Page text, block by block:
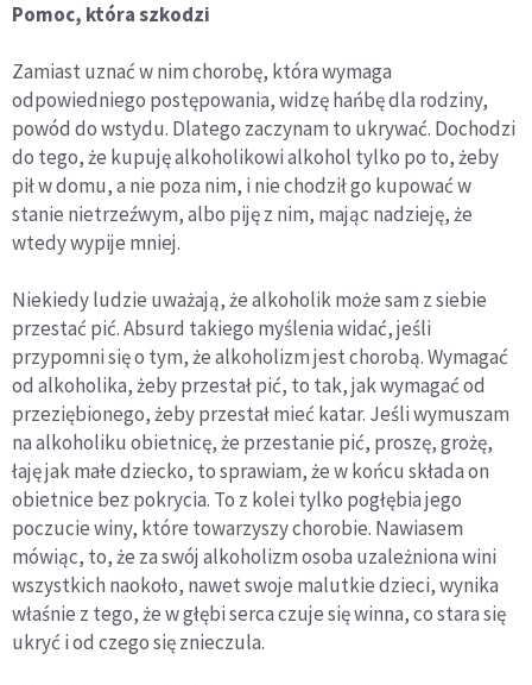
Pomoc, która szkodzi
Zamiast uznać w nim chorobę, która wymaga
odpowiedniego postępowania, widzę hańbę dla rodziny,
powód do wstydu. Dlatego zaczynam to ukrywać. Dochodzi
do tego, że kupuję alkoholikowi alkohol tylko po to, żeby
pił w domu, a nie poza nim, i nie chodził go kupować w
stanie nietrzeźwym, albo piję z nim, mając nadzieję, że
wtedy wypije mniej.
Niekiedy ludzie uważają, że alkoholik może sam z siebie
przestać pić. Absurd takiego myślenia widać, jeśli
przypomni się o tym, że alkoholizm jest chorobą. Wymagać
od alkoholika, żeby przestał pić, to tak, jak wymagać od
przeziębionego, żeby przestał mieć katar. Jeśli wymuszam
na alkoholiku obietnicę, że przestanie pić, proszę, grożę,
łaję jak małe dziecko, to sprawiam, że w końcu składa on
obietnice bez pokrycia. To z kolei tylko pogłębia jego
poczucie winy, które towarzyszy chorobie. Nawiasem
mówiąc, to, że za swój alkoholizm osoba uzależniona wini
wszystkich naokoło, nawet swoje malutkie dzieci, wynika
właśnie z tego, że w głębi serca czuje się winna, co stara się
ukryć i od czego się znieczula.